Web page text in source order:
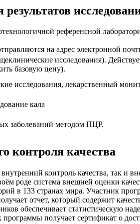
референсной
на адрес электронной
исследования).
базовую цену).
исследования, лекарственный
кала
заболеваний методом ПЦР.
контроля качества
контроль качества, так и
роде система внешней оценки
в 133 странах мира. Участник
отчет, который содержит
обеспечивает статистическую
получает сертификат о